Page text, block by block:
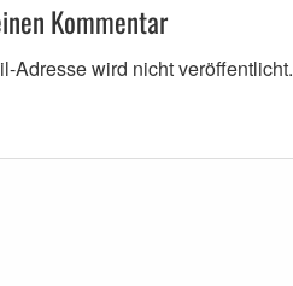
Kommentar
Adresse wird nicht veröffentlicht.